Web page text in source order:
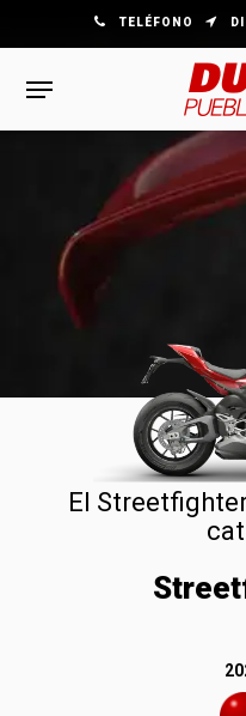
TELÉFONO
to
mainNavegación
El